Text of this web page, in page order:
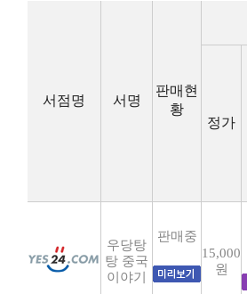
서점명 서명
판매현
황
정가
우당탕
탕 중국
이야기
판매중
15,000
원